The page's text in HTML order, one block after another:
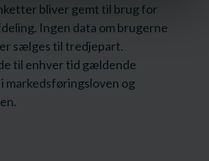
bliver gemt til brug for
Ingen data om brugerne
sælges til tredjepart.
til enhver tid gældende
markedsføringsloven og